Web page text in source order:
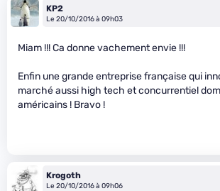
KP2
Le 20/10/2016 à 09h03
Miam !!! Ca donne vachement envie !!!
Enfin une grande entreprise française qui
marché aussi high tech et concurrentiel
américains ! Bravo !
Krogoth
Le 20/10/2016 à 09h06